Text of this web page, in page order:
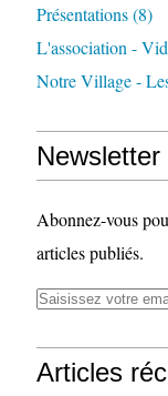
Présentations(8)
L'association -
Notre Village -
Newsletter
Abonnez-vous
articles publiés.
Articles